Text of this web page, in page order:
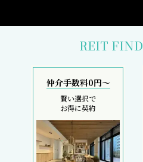
REIT FIND
仲介手数料0円～
賢い選択で
お得に契約